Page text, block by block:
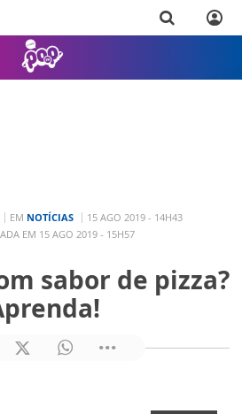
EM NOTÍCIAS
15 AGO 2019 - 14H43
EM 15 AGO 2019 - 15H57
sabor de pizza?